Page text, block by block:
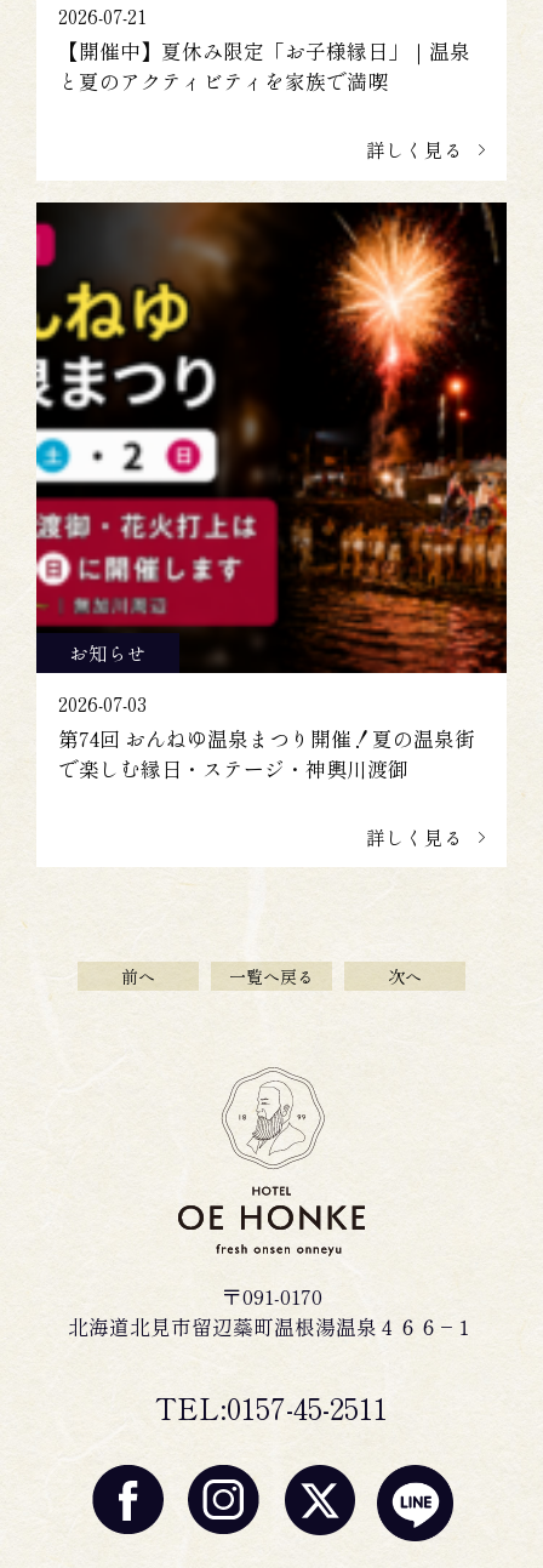
2026-07-21
【開催中】夏休み限定「お子様縁日」｜温泉
と夏のアクティビティを家族で満喫
詳しく見る
お知らせ
2026-07-03
第74回 おんねゆ温泉まつり開催！夏の温泉街
で楽しむ縁日・ステージ・神輿川渡御
詳しく見る
前へ 一覧へ戻る 次へ
〒091-0170
北海道北見市留辺蘂町温根湯温泉４６６−１
TEL:0157-45-2511